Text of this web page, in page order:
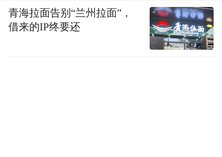
青海拉面告别“兰州拉面”，
借来的IP终要还